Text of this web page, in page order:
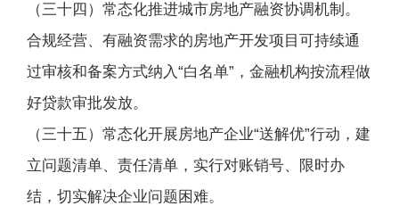
（三十四）常态化推进城市房地产融资协调机制。
合规经营、有融资需求的房地产开发项目可持续通
过审核和备案方式纳入“白名单”，金融机构按流程做
好贷款审批发放。
（三十五）常态化开展房地产企业“送解优”行动，建
立问题清单、责任清单，实行对账销号、限时办
结，切实解决企业问题困难。